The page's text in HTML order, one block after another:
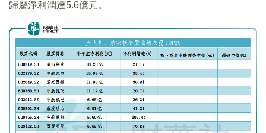
歸屬淨利潤達5.6億元。